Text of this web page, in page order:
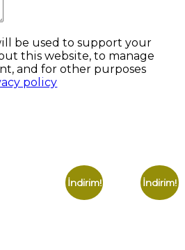
be used to support your
this website, to manage
and for other purposes
policy
İndirim! İndirim!